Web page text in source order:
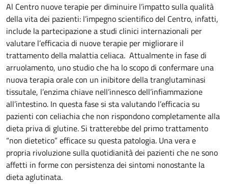
Al Centro nuove terapie per diminuire l’impatto sulla qualità
della vita dei pazienti: l’impegno scientifico del Centro, infatti,
include la partecipazione a studi clinici internazionali per
valutare l’efficacia di nuove terapie per migliorare il
trattamento della malattia celiaca. Attualmente in fase di
arruolamento, uno studio che ha lo scopo di confermare una
nuova terapia orale con un inibitore della tranglutaminasi
tissutale, l’enzima chiave nell’innesco dell’infiammazione
all’intestino. In questa fase si sta valutando l’efficacia su
pazienti con celiachia che non rispondono completamente alla
dieta priva di glutine. Si tratterebbe del primo trattamento
“non dietetico” efficace su questa patologia. Una vera e
propria rivoluzione sulla quotidianità dei pazienti che ne sono
affetti in forme con persistenza dei sintomi nonostante la
dieta aglutinata.